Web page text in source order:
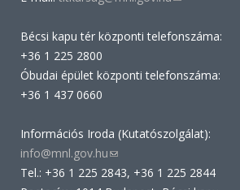
e-
Bécsi kapu tér központi telefonszáma:
+36 1 225 2800
Óbudai épület központi telefonszáma:
+36 1 437 0660
Információs Iroda (Kutatószolgálat):
info@mnl.gov.hu(link
sends
Tel.: +36 1 225 2843, +36 1 225 2844